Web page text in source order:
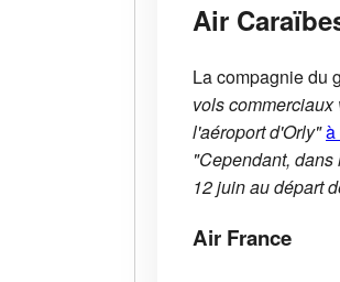
Air
La compagnie du
vols
l'aéroport d'Orly"à
"Cependant,
12 juin au départ
Air France